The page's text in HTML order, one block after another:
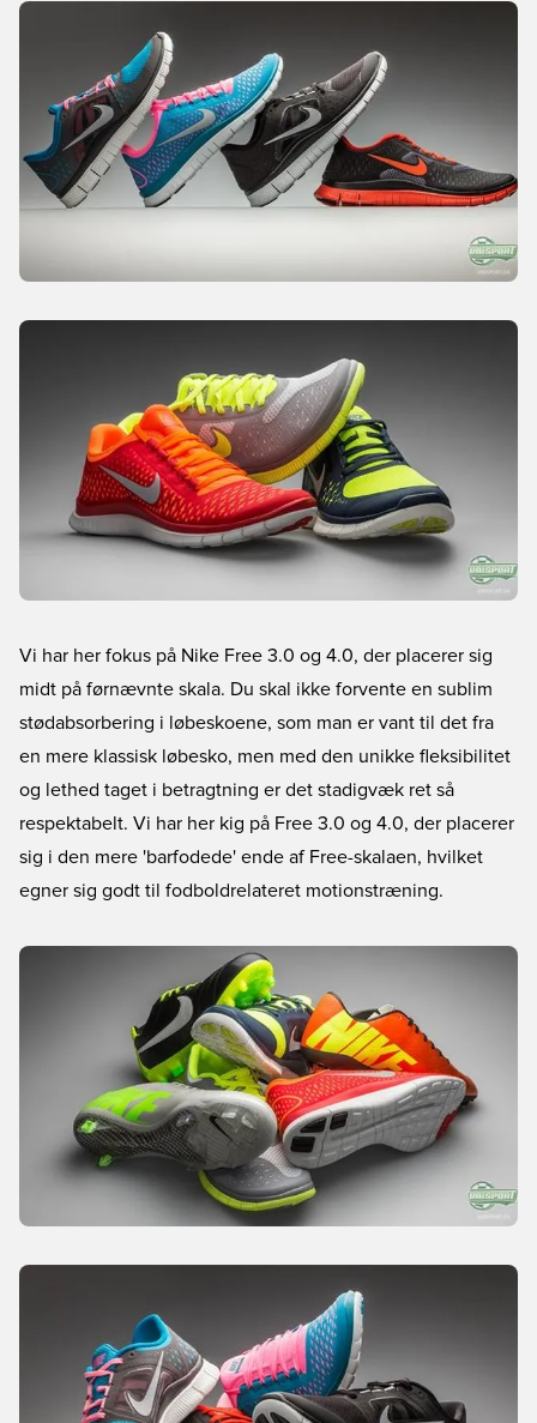
Vi har her fokus på Nike Free 3.0 og 4.0, der placerer sig
midt på førnævnte skala. Du skal ikke forvente en sublim
stødabsorbering i løbeskoene, som man er vant til det fra
en mere klassisk løbesko, men med den unikke fleksibilitet
og lethed taget i betragtning er det stadigvæk ret så
respektabelt. Vi har her kig på Free 3.0 og 4.0, der placerer
sig i den mere 'barfodede' ende af Free-skalaen, hvilket
egner sig godt til fodboldrelateret motionstræning.